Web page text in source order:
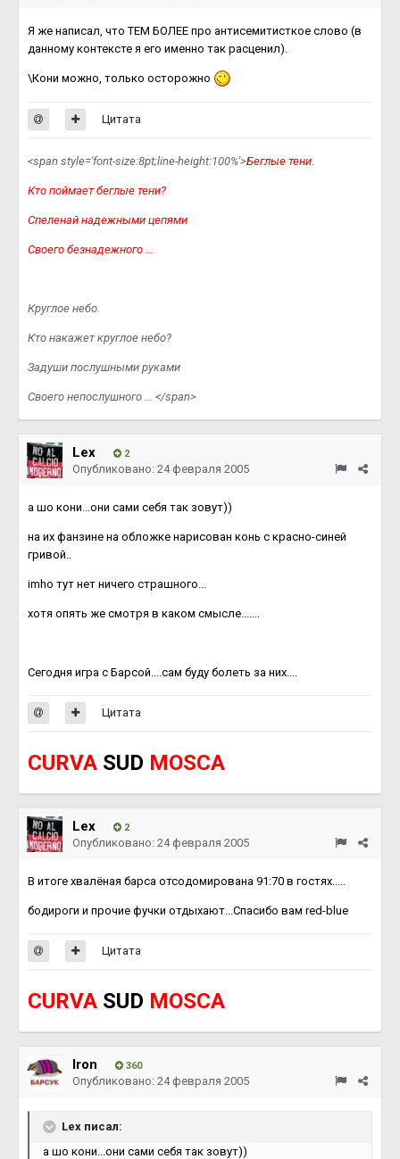
Я же написал, что ТЕМ БОЛЕЕ про антисемитисткое слово (в
данному контексте я его именно так расценил).
\Кони можно, только осторожно
Цитата
<span style='font-size:8pt;line-height:100%'>Беглые тени.
Кто поймает беглые тени?
Спеленай надежными цепями
Своего безнадежного ...
Круглое небо.
Кто накажет круглое небо?
Задуши послушными руками
Своего непослушного ... </span>
Lex 2
Опубликовано: 24 февраля 2005
а шо кони...они сами себя так зовут))
на их фанзине на обложке нарисован конь с красно-синей
гривой..
imho тут нет ничего страшного...
хотя опять же смотря в каком смысле.......
Сегодня игра с Барсой....сам буду болеть за них....
Цитата
CURVA SUD MOSCA
Lex 2
Опубликовано: 24 февраля 2005
В итоге хвалёная барса отсодомирована 91:70 в гостях.....
бодироги и прочие фучки отдыхают...Спасибо вам red-blue
Цитата
CURVA SUD MOSCA
Iron 360
Опубликовано: 24 февраля 2005
Lex писал:
а шо кони...они сами себя так зовут))